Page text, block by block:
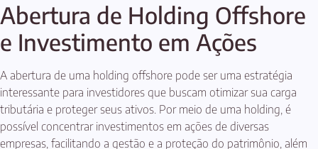
Abertura de Holding Offshore
e Investimento em Ações
A abertura de uma holding offshore pode ser uma estratégia
interessante para investidores que buscam otimizar sua carga
tributária e proteger seus ativos. Por meio de uma holding, é
possível concentrar investimentos em ações de diversas
empresas, facilitando a gestão e a proteção do patrimônio, além